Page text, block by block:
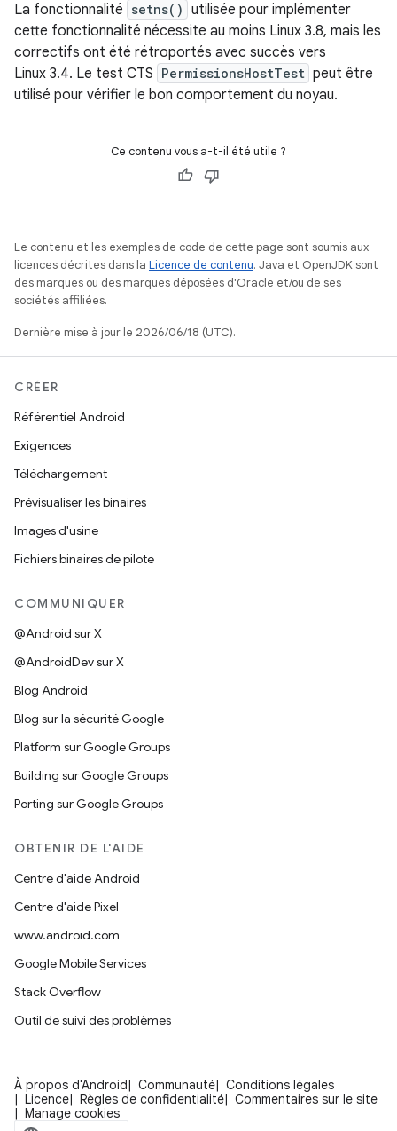
La fonctionnalité setns() utilisée pour implémenter
cette fonctionnalité nécessite au moins Linux 3.8, mais les
correctifs ont été rétroportés avec succès vers
Linux 3.4. Le test CTS PermissionsHostTest peut être
utilisé pour vérifier le bon comportement du noyau.
Ce contenu vous a-t-il été utile ?
Le contenu et les exemples de code de cette page sont soumis aux
licences décrites dans la Licence de contenu. Java et OpenJDK sont
des marques ou des marques déposées d'Oracle et/ou de ses
sociétés affiliées.
Dernière mise à jour le 2026/06/18 (UTC).
CRÉER
Référentiel Android
Exigences
Téléchargement
Prévisualiser les binaires
Images d'usine
Fichiers binaires de pilote
COMMUNIQUER
@Android sur X
@AndroidDev sur X
Blog Android
Blog sur la sécurité Google
Platform sur Google Groups
Building sur Google Groups
Porting sur Google Groups
OBTENIR DE L'AIDE
Centre d'aide Android
Centre d'aide Pixel
www.android.com
Google Mobile Services
Stack Overflow
Outil de suivi des problèmes
À propos d'Android Communauté
Conditions légales
Licence
Règles de confidentialité
Commentaires sur le site
Manage cookies